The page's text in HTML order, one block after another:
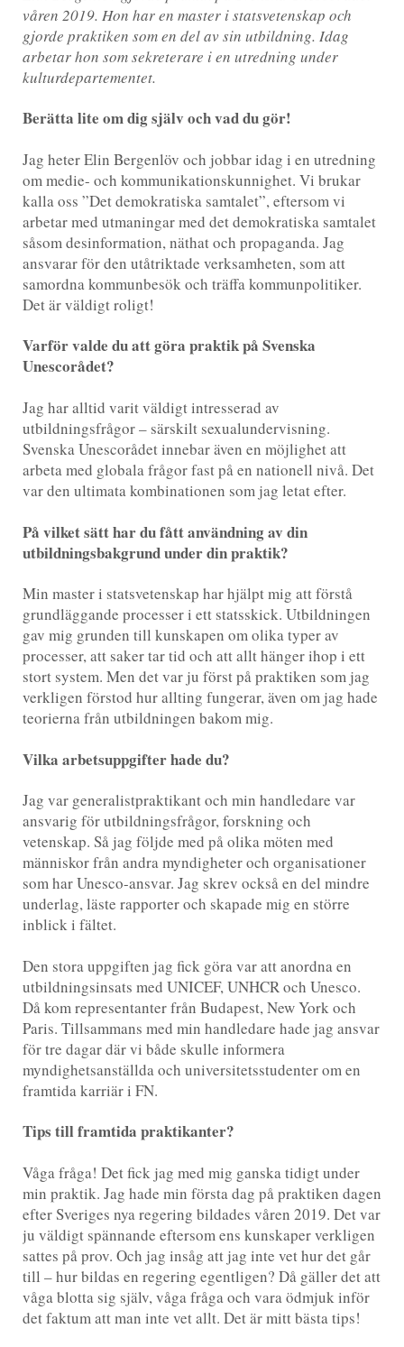
våren 2019. Hon har en master i statsvetenskap och
gjorde praktiken som en del av sin utbildning. Idag
arbetar hon som sekreterare i en utredning under
kulturdepartementet.
Berätta lite om dig själv och vad du gör!
Jag heter Elin Bergenlöv och jobbar idag i en utredning
om medie- och kommunikationskunnighet. Vi brukar
kalla oss ”Det demokratiska samtalet”, eftersom vi
arbetar med utmaningar med det demokratiska samtalet
såsom desinformation, näthat och propaganda. Jag
ansvarar för den utåtriktade verksamheten, som att
samordna kommunbesök och träffa kommunpolitiker.
Det är väldigt roligt!
Varför valde du att göra praktik på Svenska
Unescorådet?
Jag har alltid varit väldigt intresserad av
utbildningsfrågor – särskilt sexualundervisning.
Svenska Unescorådet innebar även en möjlighet att
arbeta med globala frågor fast på en nationell nivå. Det
var den ultimata kombinationen som jag letat efter.
På vilket sätt har du fått användning av din
utbildningsbakgrund under din praktik?
Min master i statsvetenskap har hjälpt mig att förstå
grundläggande processer i ett statsskick. Utbildningen
gav mig grunden till kunskapen om olika typer av
processer, att saker tar tid och att allt hänger ihop i ett
stort system. Men det var ju först på praktiken som jag
verkligen förstod hur allting fungerar, även om jag hade
teorierna från utbildningen bakom mig.
Vilka arbetsuppgifter hade du?
Jag var generalistpraktikant och min handledare var
ansvarig för utbildningsfrågor, forskning och
vetenskap. Så jag följde med på olika möten med
människor från andra myndigheter och organisationer
som har Unesco-ansvar. Jag skrev också en del mindre
underlag, läste rapporter och skapade mig en större
inblick i fältet.
Den stora uppgiften jag fick göra var att anordna en
utbildningsinsats med UNICEF, UNHCR och Unesco.
Då kom representanter från Budapest, New York och
Paris. Tillsammans med min handledare hade jag ansvar
för tre dagar där vi både skulle informera
myndighetsanställda och universitetsstudenter om en
framtida karriär i FN.
Tips till framtida praktikanter?
Våga fråga! Det fick jag med mig ganska tidigt under
min praktik. Jag hade min första dag på praktiken dagen
efter Sveriges nya regering bildades våren 2019. Det var
ju väldigt spännande eftersom ens kunskaper verkligen
sattes på prov. Och jag insåg att jag inte vet hur det går
till – hur bildas en regering egentligen? Då gäller det att
våga blotta sig själv, våga fråga och vara ödmjuk inför
det faktum att man inte vet allt. Det är mitt bästa tips!